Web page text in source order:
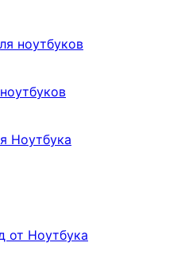
ноутбуков
Ноутбука
от Ноутбука